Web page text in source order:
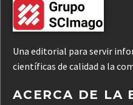
Una editorial para servir
científicas de calidad a la
ACERCA DE LA